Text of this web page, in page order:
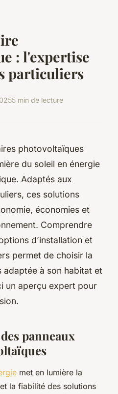
: l'expertise
particuliers
5 min de lecture
photovoltaïques
du soleil en énergie
Adaptés aux
ces solutions
économies et
Comprendre
d’installation et
permet de choisir la
adaptée à son habitat et
un aperçu expert pour
panneaux
met en lumière la
la fiabilité des solutions